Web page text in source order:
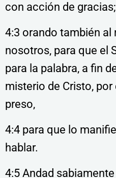
con acción de gracias;
4:3 orando también
nosotros, para que el
para la palabra, a fin
misterio de Cristo,
preso,
4:4 para que lo
hablar.
4:5 Andad